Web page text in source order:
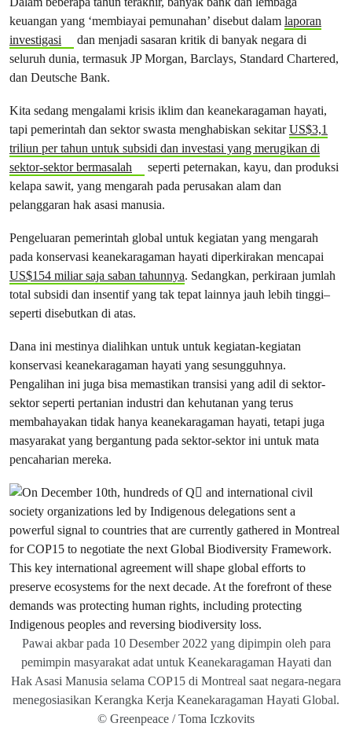
keuangan yang ‘membiayai pemunahan’ disebut dalam laporan
investigasi
dan menjadi sasaran kritik di banyak negara di
seluruh dunia, termasuk JP Morgan, Barclays, Standard Chartered,
dan Deutsche Bank.
Kita sedang mengalami krisis iklim dan keanekaragaman hayati,
tapi pemerintah dan sektor swasta menghabiskan sekitarUS$3,1
triliun per tahun untuk subsidi dan investasi yang merugikan di
sektor-sektor bermasalah
seperti peternakan, kayu, dan produksi
kelapa sawit, yang mengarah pada perusakan alam dan
pelanggaran hak asasi manusia.
Pengeluaran pemerintah global untuk kegiatan yang mengarah
pada konservasi keanekaragaman hayati diperkirakan mencapai
US$154 miliar saja saban tahunnya. Sedangkan, perkiraan jumlah
total subsidi dan insentif yang tak tepat lainnya jauh lebih tinggi–
seperti disebutkan di atas.
Dana ini mestinya dialihkan untuk untuk kegiatan-kegiatan
konservasi keanekaragaman hayati yang sesungguhnya.
Pengalihan ini juga bisa memastikan transisi yang adil di sektor-
sektor seperti pertanian industri dan kehutanan yang terus
membahayakan tidak hanya keanekaragaman hayati, tetapi juga
masyarakat yang bergantung pada sektor-sektor ini untuk mata
pencaharian mereka.
Pawai akbar pada 10 Desember 2022 yang dipimpin oleh para
pemimpin masyarakat adat untuk Keanekaragaman Hayati dan
Hak Asasi Manusia selama COP15 di Montreal saat negara-negara
menegosiasikan Kerangka Kerja Keanekaragaman Hayati Global.
© Greenpeace / Toma Iczkovits